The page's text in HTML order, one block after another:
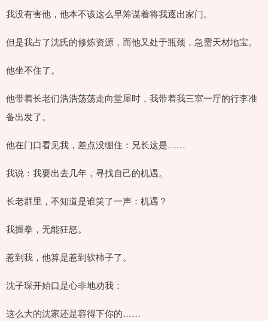
我没有害他，他本不该这么早筹谋着将我逐出家门。
但是我占了沈氏的修炼资源，而他又处于瓶颈，急需天材地宝。
他坐不住了。
他带着长老们浩浩荡荡走向堂屋时，我带着我三室一厅的行李准
备出发了。
他在门口看见我，差点没绷住：兄长这是……
我说：我要出去几年，寻找自己的机遇。
长老群里，不知道是谁笑了一声：机遇？
我握拳，无能狂怒。
惹到我，他算是惹到软柿子了。
沈子琛开始口是心非地劝我：
这么大的沈家还是容得下你的……